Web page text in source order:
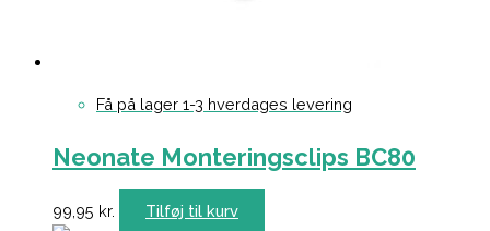
Få på lager 1-3 hverdages levering
Neonate Monteringsclips BC80
99,95 kr. Tilføj til kurv